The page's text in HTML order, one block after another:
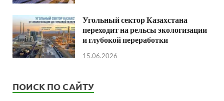
Угольный сектор Казахстана
переходит на рельсы экологизации
и глубокой переработки
15.06.2026
ПОИСК ПО САЙТУ